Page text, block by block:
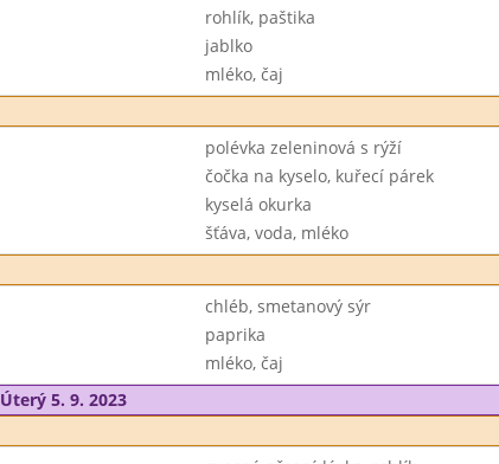
rohlík, paštika
jablko
mléko, čaj
polévka zeleninová s rýží
čočka na kyselo, kuřecí párek
kyselá okurka
šťáva, voda, mléko
chléb, smetanový sýr
paprika
mléko, čaj
Úterý 5. 9. 2023